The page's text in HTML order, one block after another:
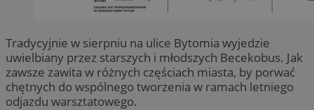
Tradycyjnie w sierpniu na ulice Bytomia wyjedzie
uwielbiany przez starszych i młodszych Becekobus. Jak
zawsze zawita w różnych częściach miasta, by porwać
chętnych do wspólnego tworzenia w ramach letniego
odjazdu warsztatowego.